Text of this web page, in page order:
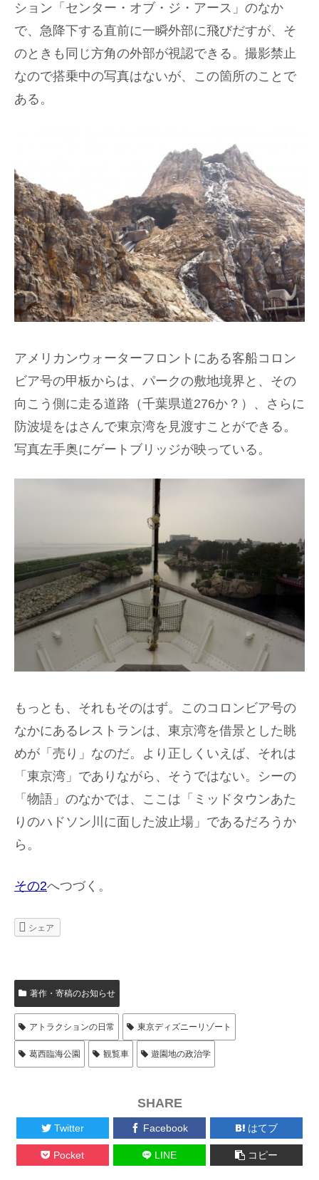
ション「センター・オブ・ジ・アース」のなか
で、急降下する直前に一瞬外部に飛びだすが、そ
のときも同じ方角の外部が視認できる。撮影禁止
なので搭乗中の写真はないが、この箇所のことで
ある。
アメリカンウォーターフロントにある客船コロン
ビア号の甲板からは、パークの敷地境界と、その
向こう側に走る道路（千葉県道276か？）、さらに
防波堤をはさんで東京湾を見渡すことができる。
写真左手奥にゲートブリッジが映っている。
もっとも、それもそのはず。このコロンビア号の
なかにあるレストランは、東京湾を借景とした眺
めが「売り」なのだ。より正しくいえば、それは
「東京湾」でありながら、そうではない。シーの
「物語」のなかでは、ここは「ミッドタウンあた
りのハドソン川に面した波止場」であるだろうか
ら。
その2へつづく。
シェア
著作・寄稿のお知らせ
アトラクションの日常 東京ディズニーリゾート
葛西臨海公園 観覧車 遊園地の政治学
SHARE
Twitter Facebook はてブ
Pocket LINE コピー